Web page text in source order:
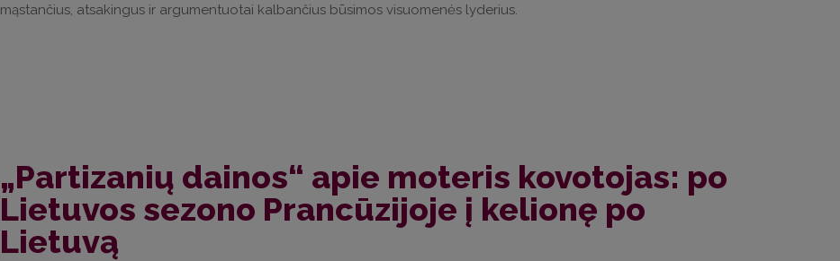
mąstančius, atsakingus ir argumentuotai kalbančius būsimos visuomenės lyderius.
„Partizanių dainos“ apie moteris kovotojas: po
Lietuvos sezono Prancūzijoje į kelionę po
Lietuvą